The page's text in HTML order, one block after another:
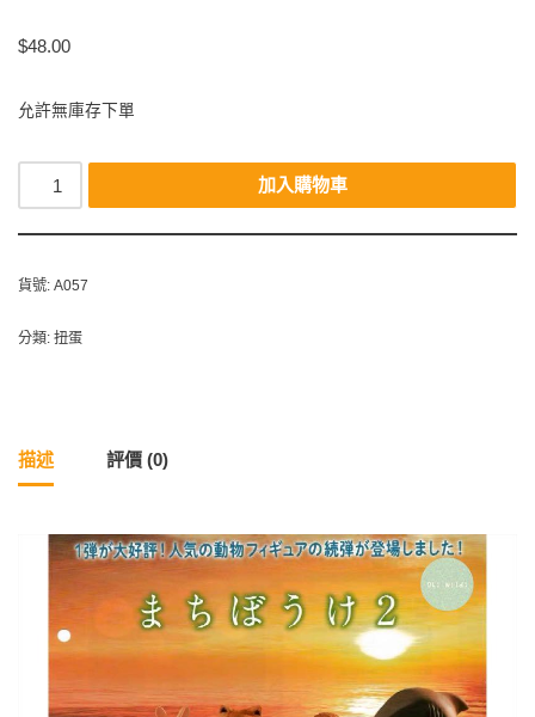
$48.00
允許無庫存下單
加入購物車
貨號: A057
分類: 扭蛋
描述 評價 (0)